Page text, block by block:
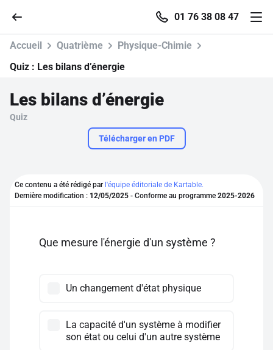
01 76 38 08 47
Accueil
Se connecter
S'inscrire gratuitement
Accueil Quatrième
Physique-Chimie
Quiz : Les bilans d’énergie
Les bilans d’énergie
Quiz
Télécharger en PDF
Ce contenu a été rédigé par l'équipe éditoriale de Kartable.
Dernière modification : 12/05/2025 - Conforme au programme 2025-2026
Que mesure l'énergie d'un système ?
Un changement d'état physique
La capacité d'un système à modifier
son état ou celui d'un autre système